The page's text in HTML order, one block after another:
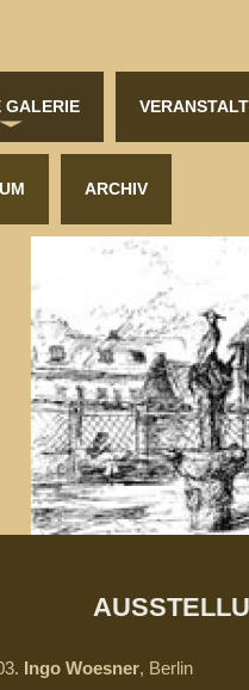
GALERIE
ARCHIV
Ingo Woesner, Berlin